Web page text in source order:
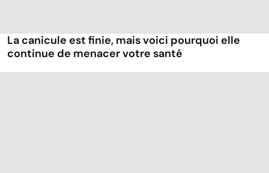
La canicule est finie, mais voici pourquoi elle
continue de menacer votre santé